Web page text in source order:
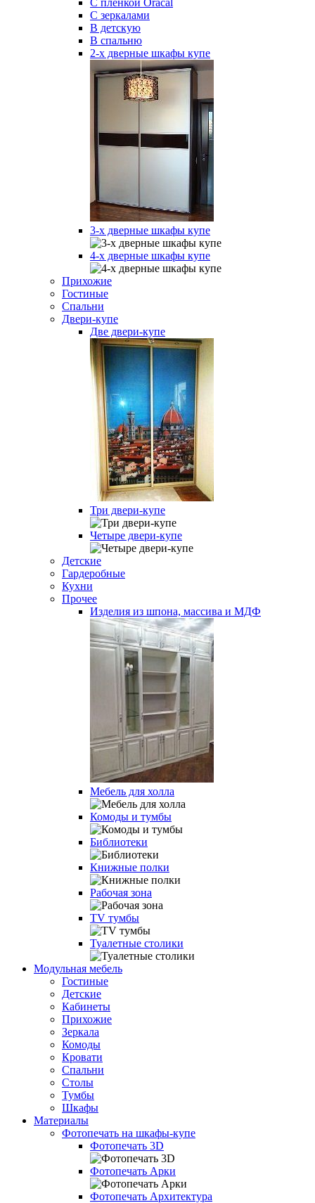
С пленкой Oracal
С зеркалами
В детскую
В спальню
2-х дверные шкафы купе
3-х дверные шкафы купе
4-х дверные шкафы купе
Прихожие
Гостиные
Спальни
Двери-купе
Две двери-купе
Три двери-купе
Четыре двери-купе
Детские
Гардеробные
Кухни
Прочее
Изделия из шпона, массива и МДФ
Мебель для холла
Комоды и тумбы
Библиотеки
Книжные полки
Рабочая зона
TV тумбы
Туалетные столики
Модульная мебель
Гостиные
Детские
Кабинеты
Прихожие
Зеркала
Комоды
Кровати
Спальни
Столы
Тумбы
Шкафы
Материалы
Фотопечать на шкафы-купе
Фотопечать 3D
Фотопечать Арки
Фотопечать Архитектура